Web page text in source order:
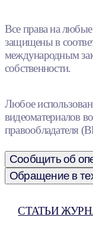
Все права на
защищены в
международным
собственности.
Любое
видеоматериалов
правообладателя
Сообщить об
Обращение в
СТАТЬИ